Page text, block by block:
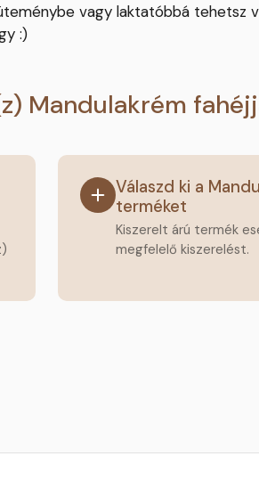
vagy laktatóbbá tehetsz
:)
Mandulakrém
Válaszd ki a
terméket
Kiszerelt árú termék
megfelelő kiszerelést.